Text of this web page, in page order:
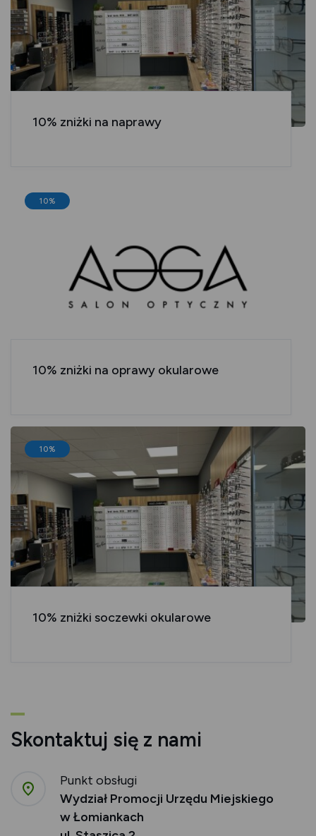
10% zniżki na naprawy
10%
10% zniżki na oprawy okularowe
10%
10% zniżki soczewki okularowe
Skontaktuj się z nami
Punkt obsługi
Wydział Promocji Urzędu Miejskiego
w Łomiankach